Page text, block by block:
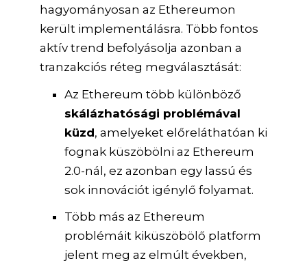
hagyományosan az Ethereumon
került implementálásra. Több fontos
aktív trend befolyásolja azonban a
tranzakciós réteg megválasztását:
Az Ethereum több különböző
skálázhatósági problémával
küzd, amelyeket előreláthatóan ki
fognak küszöbölni az Ethereum
2.0-nál, ez azonban egy lassú és
sok innovációt igénylő folyamat.
Több más az Ethereum
problémáit kiküszöbölő platform
jelent meg az elmúlt években,